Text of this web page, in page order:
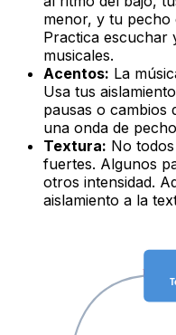
menor, y tu pecho
Practica escuchar
musicales.
Acentos: La
Usa tus
pausas o cambios
una onda de
Textura: No
fuertes. Algunos
otros intensidad.
aislamiento a la